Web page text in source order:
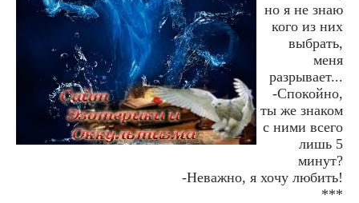
но я не знаю
кого из них
выбрать,
меня
разрывает...
-Спокойно,
ты же знаком
с ними всего
лишь 5
минут?
-Неважно, я хочу любить!
***